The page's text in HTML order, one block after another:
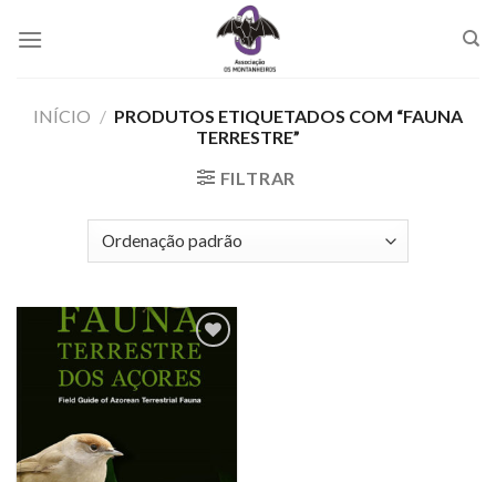
INÍCIO / PRODUTOS ETIQUETADOS COM “FAUNA
TERRESTRE”
FILTRAR
Add to